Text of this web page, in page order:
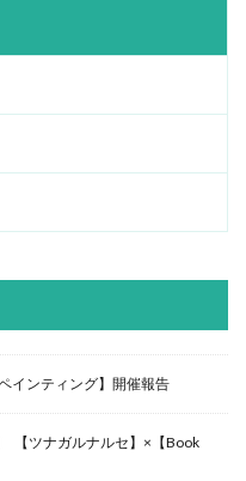
インティング】開催報告
【ツナガルナルセ】×【Book